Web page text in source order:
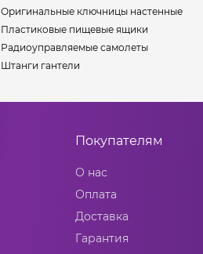
Оригинальные ключницы настенные
Пластиковые пищевые ящики
Радиоуправляемые самолеты
Штанги гантели
Покупателям
О нас
Оплата
Доставка
Гарантия